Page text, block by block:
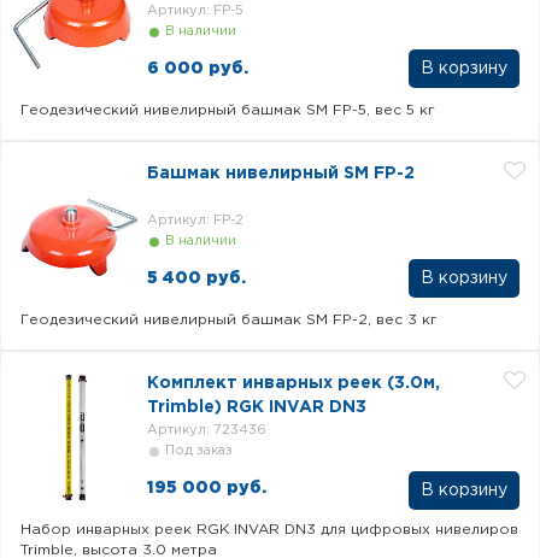
В наличии
Артикул: FP-5
6 000 руб.
Геодезический нивелирный башмак SM FP-5, вес 5 кг
Башмак нивелирный SM FP-2
В наличии
Артикул: FP-2
5 400 руб.
Геодезический нивелирный башмак SM FP-2, вес 3 кг
Комплект инварных реек (3.0м,
Trimble) RGK INVAR DN3
Под заказ
Артикул: 723436
195 000 руб. В корзину
Набор инварных реек RGK INVAR DN3 для цифровых нивелиров
Trimble, высота 3.0 метра